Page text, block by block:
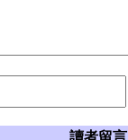
讀者留言